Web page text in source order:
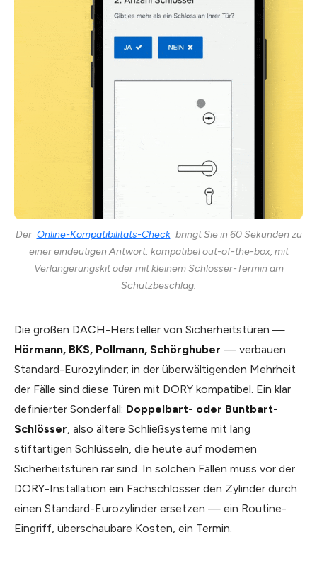
Der Online-Kompatibilitäts-Check bringt Sie in 60 Sekunden zu
einer eindeutigen Antwort: kompatibel out-of-the-box, mit
Verlängerungskit oder mit kleinem Schlosser-Termin am
Schutzbeschlag.
Die großen DACH-Hersteller von Sicherheitstüren —
Hörmann, BKS, Pollmann, Schörghuber — verbauen
Standard-Eurozylinder; in der überwältigenden Mehrheit
der Fälle sind diese Türen mit DORY kompatibel. Ein klar
definierter Sonderfall: Doppelbart- oder Buntbart-
Schlösser, also ältere Schließsysteme mit lang
stiftartigen Schlüsseln, die heute auf modernen
Sicherheitstüren rar sind. In solchen Fällen muss vor der
DORY-Installation ein Fachschlosser den Zylinder durch
einen Standard-Eurozylinder ersetzen — ein Routine-
Eingriff, überschaubare Kosten, ein Termin.